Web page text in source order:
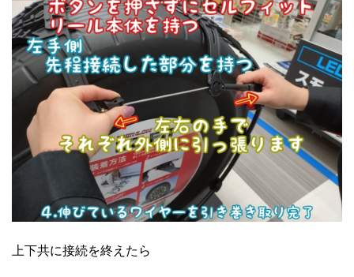
上下共に接続を終えたら